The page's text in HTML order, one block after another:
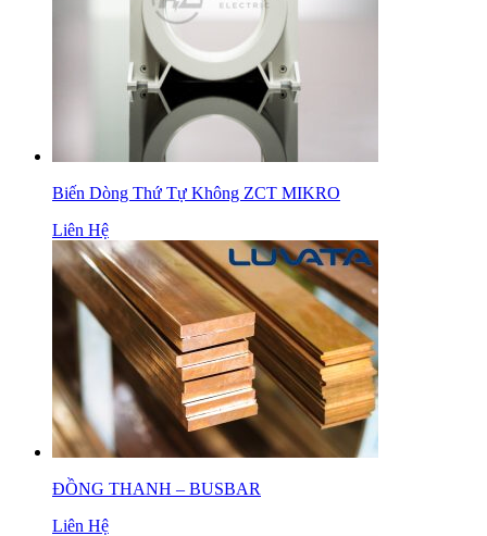
Biến Dòng Thứ Tự Không ZCT MIKRO
Liên Hệ
ĐỒNG THANH – BUSBAR
Liên Hệ